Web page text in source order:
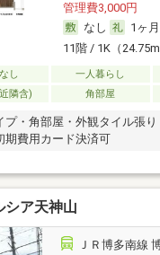
管理費3,000円
なし
1ヶ月
11階 / 1K（24.75m
し 一人暮らし
隣含)
角部屋
プ・角部屋・外観タイル張
期費用カード決済可
シア天神山
ＪＲ博多南線